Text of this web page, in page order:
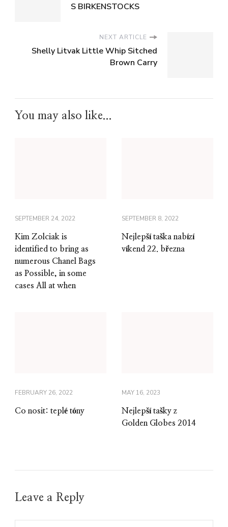
S BIRKENSTOCKS
NEXT ARTICLE
Shelly Litvak Little Whip Sitched
Brown Carry
You may also like...
SEPTEMBER 24, 2022
Kim Zolciak is
identified to bring as
numerous Chanel Bags
as Possible, in some
cases All at when
SEPTEMBER 8, 2022
Nejlepší taška nabízí
víkend 22. března
FEBRUARY 26, 2022
Co nosit: teplé tóny
MAY 16, 2023
Nejlepší tašky z
Golden Globes 2014
Leave a Reply